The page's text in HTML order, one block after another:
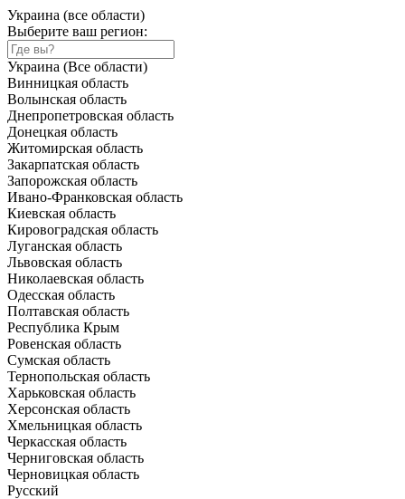
Украина (все области)
Выберите ваш регион:
Украина (Все области)
Винницкая область
Волынская область
Днепропетровская область
Донецкая область
Житомирская область
Закарпатская область
Запорожская область
Ивано-Франковская область
Киевская область
Кировоградская область
Луганская область
Львовская область
Николаевская область
Одесская область
Полтавская область
Республика Крым
Ровенская область
Сумская область
Тернопольская область
Харьковская область
Херсонская область
Хмельницкая область
Черкасская область
Черниговская область
Черновицкая область
Русский